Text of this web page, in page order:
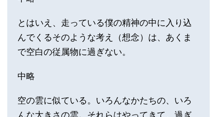
とはいえ、走っている僕の精神の中に入り込
んでくるそのような考え（想念）は、あくま
で空白の従属物に過ぎない。
中略
空の雲に似ている。いろんなかたちの、いろ
んな大きさの雲。それらはやってきて、過ぎ